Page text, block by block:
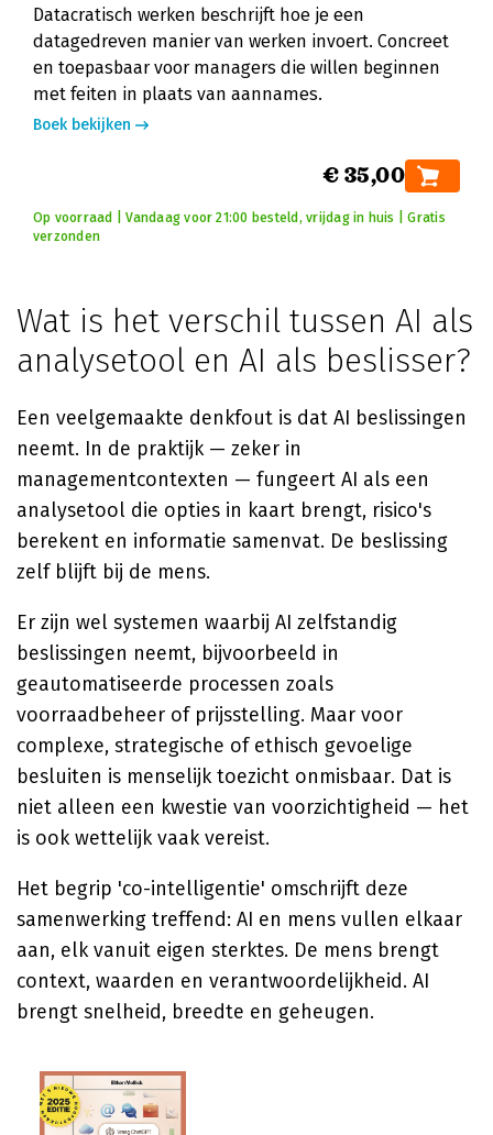
Datacratisch werken beschrijft hoe je een
datagedreven manier van werken invoert. Concreet
en toepasbaar voor managers die willen beginnen
met feiten in plaats van aannames.
Boek bekijken
€ 35,00
Op voorraad | Vandaag voor 21:00 besteld, vrijdag in huis | Gratis
verzonden
Wat is het verschil tussen AI als
analysetool en AI als beslisser?
Een veelgemaakte denkfout is dat AI beslissingen
neemt. In de praktijk — zeker in
managementcontexten — fungeert AI als een
analysetool die opties in kaart brengt, risico's
berekent en informatie samenvat. De beslissing
zelf blijft bij de mens.
Er zijn wel systemen waarbij AI zelfstandig
beslissingen neemt, bijvoorbeeld in
geautomatiseerde processen zoals
voorraadbeheer of prijsstelling. Maar voor
complexe, strategische of ethisch gevoelige
besluiten is menselijk toezicht onmisbaar. Dat is
niet alleen een kwestie van voorzichtigheid — het
is ook wettelijk vaak vereist.
Het begrip 'co-intelligentie' omschrijft deze
samenwerking treffend: AI en mens vullen elkaar
aan, elk vanuit eigen sterktes. De mens brengt
context, waarden en verantwoordelijkheid. AI
brengt snelheid, breedte en geheugen.